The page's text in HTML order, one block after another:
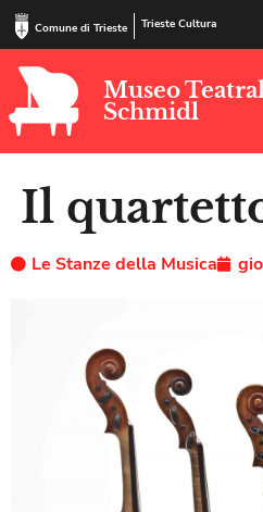
Comune di Trieste Trieste Cultura
Museo
Schmidl
Il
Le Stanze della Musica